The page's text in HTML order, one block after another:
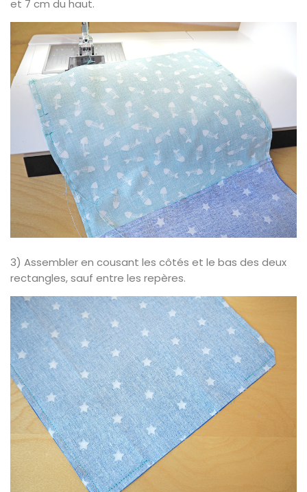
et 7 cm du haut.
3) Assembler en cousant les côtés et le bas des deux
rectangles, sauf entre les repères.